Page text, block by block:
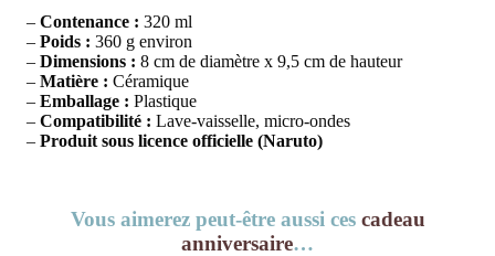
– Contenance : 320 ml
– Poids : 360 g environ
– Dimensions : 8 cm de diamètre x 9,5 cm de hauteur
– Matière : Céramique
– Emballage : Plastique
– Compatibilité : Lave-vaisselle, micro-ondes
– Produit sous licence officielle (Naruto)
Vous aimerez peut-être aussi ces cadeau
anniversaire…